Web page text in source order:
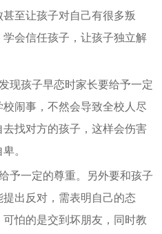
至让孩子对自己有很多叛
会信任孩子，让孩子独立解
现孩子早恋时家长要给予一定
闹事，不然会导致全校人尽
找对方的孩子，这样会伤害
。
予一定的尊重。另外要和孩子
出反对，需表明自己的态
怕的是交到坏朋友，同时教